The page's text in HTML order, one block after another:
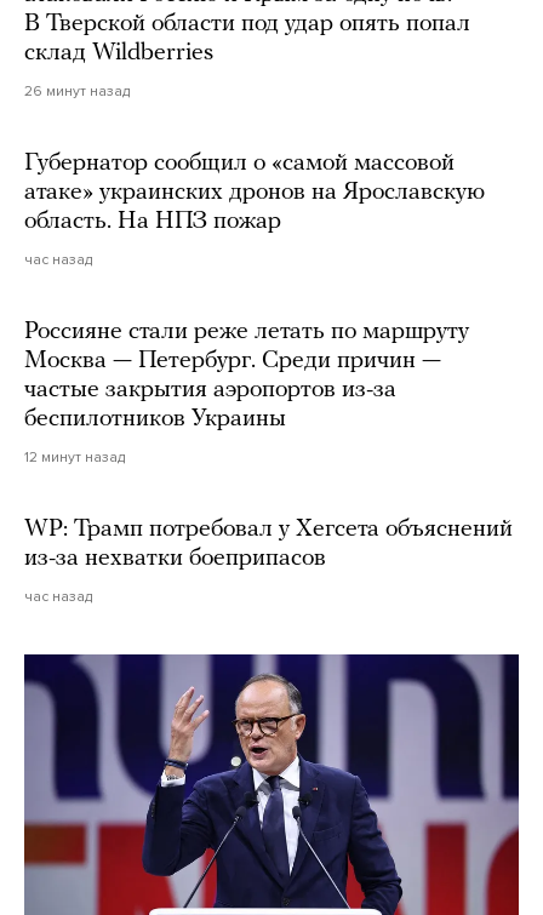
В Тверской области под удар опять попал
склад Wildberries
26 минут назад
Губернатор сообщил о «самой массовой
атаке» украинских дронов на Ярославскую
область. На НПЗ пожар
час назад
Россияне стали реже летать по маршруту
Москва — Петербург. Среди причин —
частые закрытия аэропортов из-за
беспилотников Украины
12 минут назад
WP: Трамп потребовал у Хегсета объяснений
из-за нехватки боеприпасов
час назад